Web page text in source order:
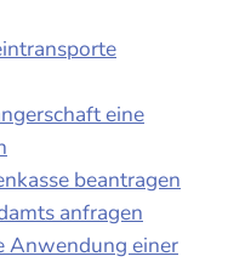
eine
beantragen
anfragen
Anwendung einer